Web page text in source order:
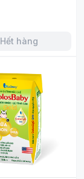
Hết hàng